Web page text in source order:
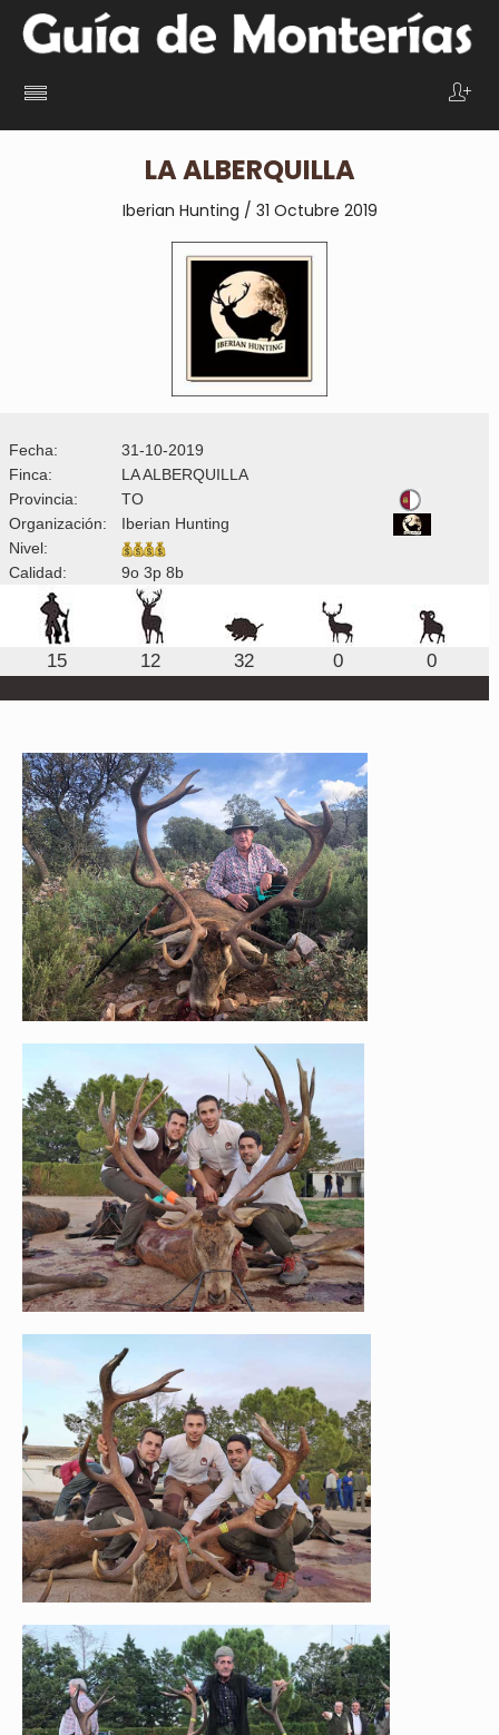
LA ALBERQUILLA
Iberian Hunting / 31 Octubre 2019
Fecha:
31-10-2019
Finca:
LA ALBERQUILLA
Provincia:
TO
Organización:
Iberian Hunting
Nivel:
Calidad:
9o 3p 8b
15 12 32 0 0